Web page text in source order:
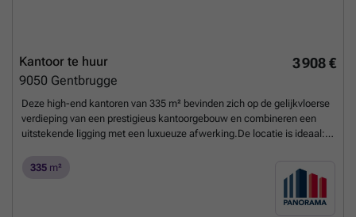
3 908 €
Kantoor te huur
9050 Gentbrugge
Deze high-end kantoren van 335 m² bevinden zich op de gelijkvloerse
verdieping van een prestigieus kantoorgebouw en combineren een
uitstekende ligging met een luxueuze afwerking.De locatie is ideaal:
stadsring (R40) en slechts 2 kilometer van station Gent-Sint-Pieters.
De casco kantoorruimte kan nog volledig naar wens worden
onderneming te huisvesten.Neem vandaag nog contact op met
335 m²